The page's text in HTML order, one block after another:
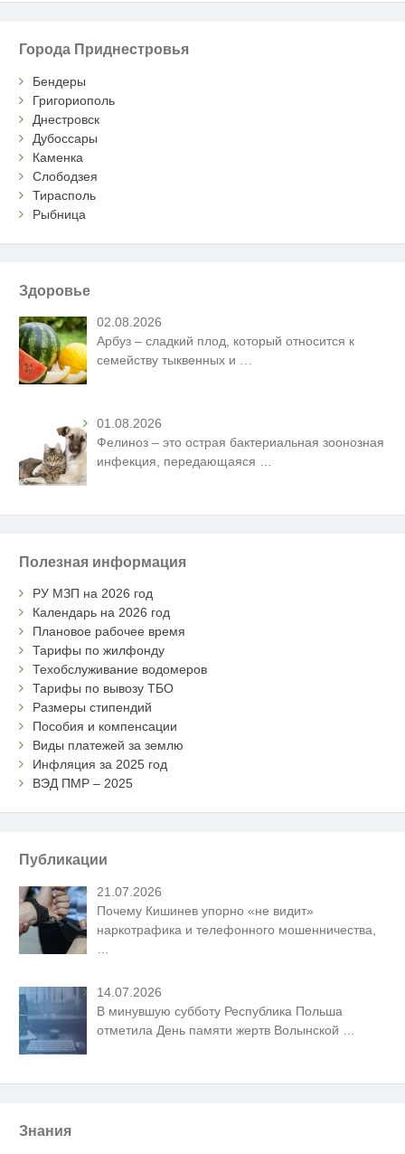
Города Приднестровья
Бендеры
Григориополь
Днестровск
Дубоссары
Каменка
Слободзея
Тирасполь
Рыбница
Здоровье
02.08.2026
Арбуз – сладкий плод, который относится к
семейству тыквенных и …
01.08.2026
Фелиноз – это острая бактериальная зоонозная
инфекция, передающаяся
Полезная информация
РУ МЗП на 2026 год
Календарь на 2026 год
Плановое рабочее время
Тарифы по жилфонду
Техобслуживание водомеров
Тарифы по вывозу ТБО
Размеры стипендий
Пособия и компенсации
Виды платежей за землю
Инфляция за 2025 год
ВЭД ПМР – 2025
Публикации
21.07.2026
Почему Кишинев упорно «не видит»
наркотрафика и телефонного мошенничества,
14.07.2026
В минувшую субботу Республика Польша
отметила День памяти жертв Волынской
Знания